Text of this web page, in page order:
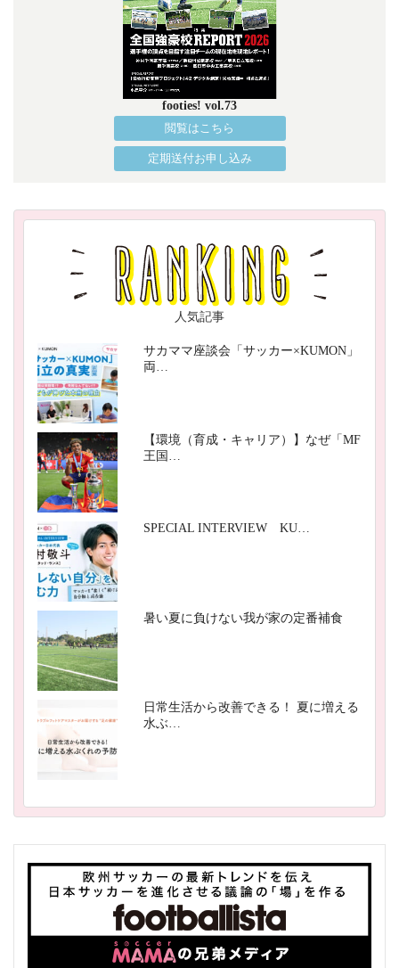
footies! vol.73
閲覧はこちら
定期送付お申し込み
人気記事
サカママ座談会「サッカー×KUMON」
両…
【環境（育成・キャリア）】なぜ「MF
王国…
SPECIAL INTERVIEW KU…
暑い夏に負けない我が家の定番補食
日常生活から改善できる！ 夏に増える
水ぶ…